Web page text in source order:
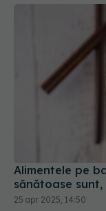
Alimentele pe
sănătoase
25 apr 2025, 14:50